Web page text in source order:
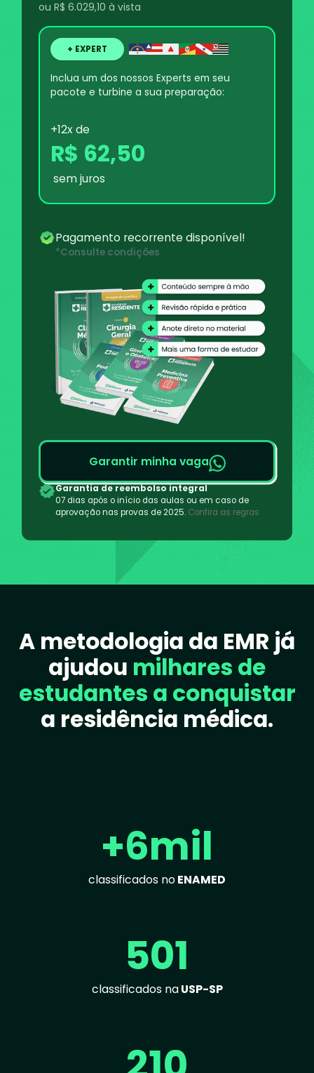
ouR$ 6.029,10 à vista
+ EXPERT
Inclua um dos nossos Experts em seu
pacote e turbine a sua preparação:
+12x de
R$ 62,50
sem juros
Pagamento recorrente disponível!
*Consulte condições
Garantir minha vaga
Garantia de reembolso integral
07 dias após o início das aulas ou em caso de
aprovação nas provas de 2025. Confira as regras
A metodologia da EMR já
ajudou milhares de
estudantes a conquistar
a residência médica.
+6mil
classificados noENAMED
501
classificados naUSP-SP